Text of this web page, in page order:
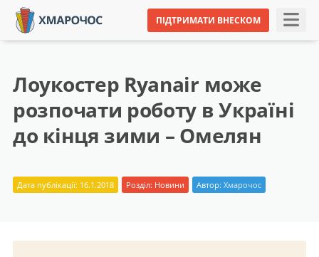
ПІДТРИМАТИ ВНЕСКОМ
Лоукостер Ryanair може
розпочати роботу в Україні
до кінця зими – Омелян
Дата публікації: 16.1.2018 Розділ: Новини Автор: Хмарочос